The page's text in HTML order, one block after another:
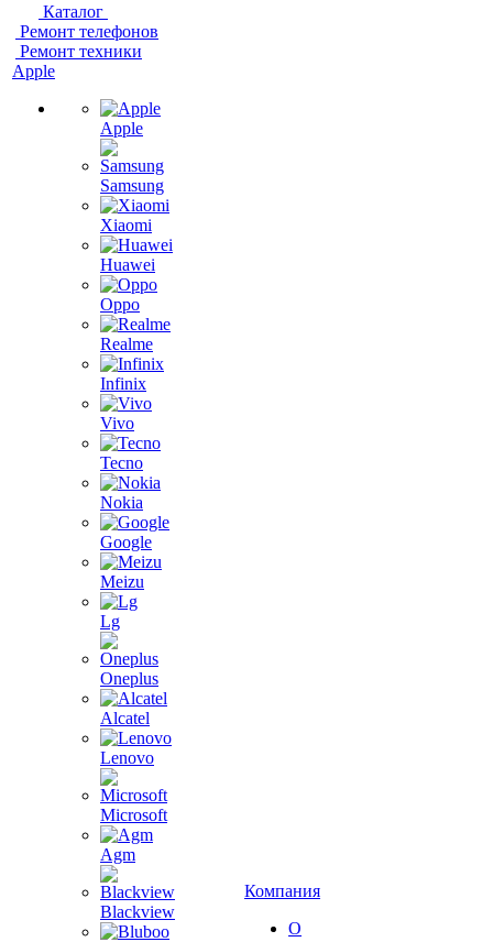
Каталог
Ремонт телефонов
Ремонт техники
Apple
Apple
Samsung
Xiaomi
Huawei
Oppo
Realme
Infinix
Vivo
Tecno
Nokia
Google
Meizu
Lg
Oneplus
Alcatel
Lenovo
Microsoft
Agm
Blackview
Компания
О